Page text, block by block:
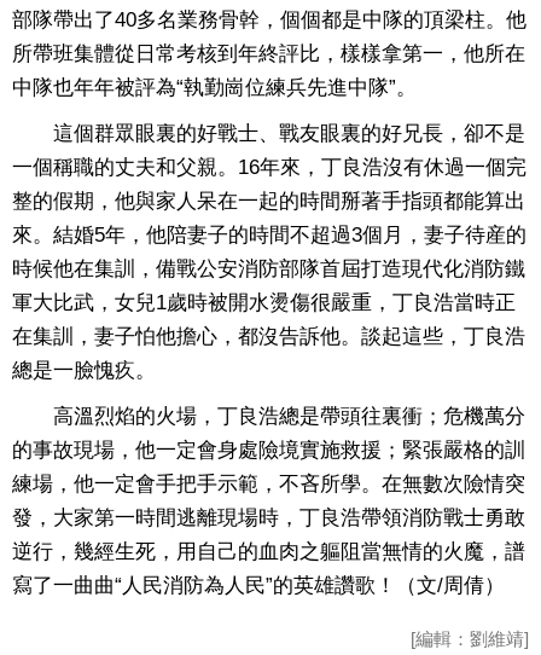
部隊帶出了40多名業務骨幹，個個都是中隊的頂梁柱。他
所帶班集體從日常考核到年終評比，樣樣拿第一，他所在
中隊也年年被評為“執勤崗位練兵先進中隊”。
這個群眾眼裏的好戰士、戰友眼裏的好兄長，卻不是
一個稱職的丈夫和父親。16年來，丁良浩沒有休過一個完
整的假期，他與家人呆在一起的時間掰著手指頭都能算出
來。結婚5年，他陪妻子的時間不超過3個月，妻子待産的
時候他在集訓，備戰公安消防部隊首屆打造現代化消防鐵
軍大比武，女兒1歲時被開水燙傷很嚴重，丁良浩當時正
在集訓，妻子怕他擔心，都沒告訴他。談起這些，丁良浩
總是一臉愧疚。
高溫烈焰的火場，丁良浩總是帶頭往裏衝；危機萬分
的事故現場，他一定會身處險境實施救援；緊張嚴格的訓
練場，他一定會手把手示範，不吝所學。在無數次險情突
發，大家第一時間逃離現場時，丁良浩帶領消防戰士勇敢
逆行，幾經生死，用自己的血肉之軀阻當無情的火魔，譜
寫了一曲曲“人民消防為人民”的英雄讚歌！（文/周倩）
[編輯：劉維靖]